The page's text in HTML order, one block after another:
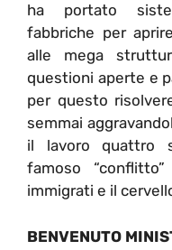
ha portato
fabbriche per aprire
alle mega
questioni aperte e
per questo
semmai
il lavoro quattro
famoso
immigrati e il
BENVENUTO